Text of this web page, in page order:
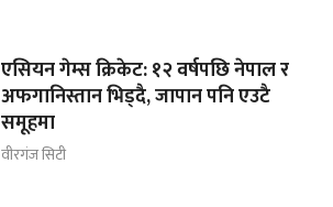
एसियन गेम्स क्रिकेट: १२ वर्षपछि नेपाल र
अफगानिस्तान भिड्दै, जापान पनि एउटै
समूहमा
वीरगंज सिटी